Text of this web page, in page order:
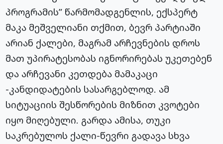
პროგრამის” წარმომადგენლის, ექსპერტ
მაკა მეშველიანი თქმით, ბევრ პარტიაში
არიან ქალები, მაგრამ არჩევნების დროს
მათ უპირატესობას იგნორირებას უკეთებენ
და არჩევანი კეთდება მამაკაცი
-კანდიდატების სასარგებლოდ. ამ
სიტუაციის შესწორების მიზნით კვოტები
იყო მიღებული. გარდა ამისა, თუკი
საკრებულოს ქალი-წევრი გადავა სხვა